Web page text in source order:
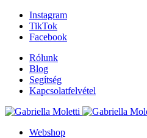
Instagram
TikTok
Facebook
Rólunk
Blog
Segítség
Kapcsolatfelvétel
Webshop